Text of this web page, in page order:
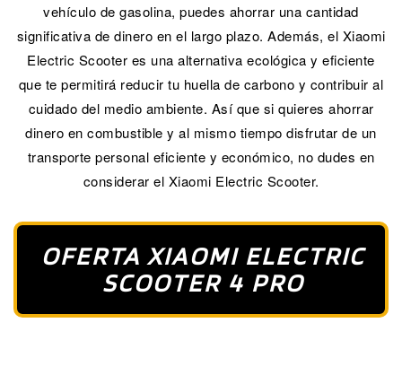
vehículo de gasolina, puedes ahorrar una cantidad
significativa de dinero en el largo plazo. Además, el Xiaomi
Electric Scooter es una alternativa ecológica y eficiente
que te permitirá reducir tu huella de carbono y contribuir al
cuidado del medio ambiente. Así que si quieres ahorrar
dinero en combustible y al mismo tiempo disfrutar de un
transporte personal eficiente y económico, no dudes en
considerar el Xiaomi Electric Scooter.
OFERTA XIAOMI ELECTRIC
SCOOTER 4 PRO